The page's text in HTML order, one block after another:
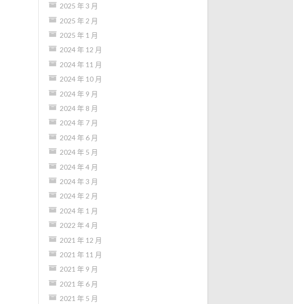
2025 年 3 月
2025 年 2 月
2025 年 1 月
2024 年 12 月
2024 年 11 月
2024 年 10 月
2024 年 9 月
2024 年 8 月
2024 年 7 月
2024 年 6 月
2024 年 5 月
2024 年 4 月
2024 年 3 月
2024 年 2 月
2024 年 1 月
2022 年 4 月
2021 年 12 月
2021 年 11 月
2021 年 9 月
2021 年 6 月
2021 年 5 月